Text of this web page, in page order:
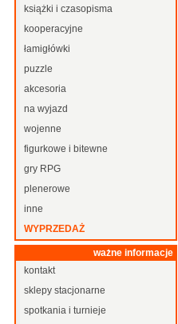
książki i czasopisma
kooperacyjne
łamigłówki
puzzle
akcesoria
na wyjazd
wojenne
figurkowe i bitewne
gry RPG
plenerowe
inne
WYPRZEDAŻ
ważne informacje
kontakt
sklepy stacjonarne
spotkania i turnieje